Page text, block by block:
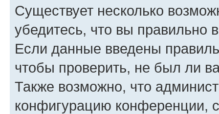
Существует несколько
убедитесь, что вы правильно
Если данные введены
чтобы проверить, не был ли
Также возможно, что
конфигурацию конференции,